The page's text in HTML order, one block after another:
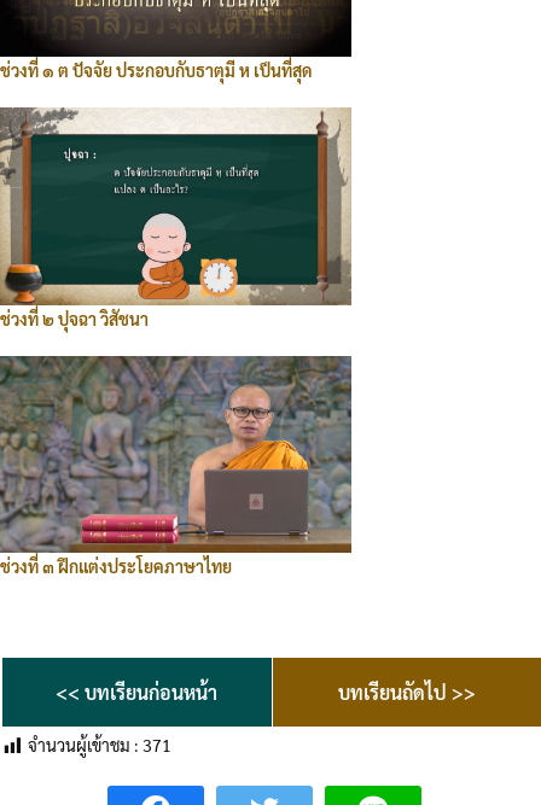
ช่วงที่ ๑ ต ปัจจัย ประกอบกับธาตุมี ห เป็นที่สุด
ช่วงที่ ๒ ปุจฉา วิสัชนา
ช่วงที่ ๓ ฝึกแต่งประโยคภาษาไทย
<< บทเรียนก่อนหน้า บทเรียนถัดไป >>
จำนวนผู้เข้าชม : 371